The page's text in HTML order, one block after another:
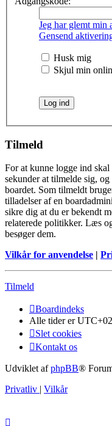
Jeg har glemt min
Gensend
Husk mig
Skjul min
Tilmeld
For at kunne logge ind
sekunder at tilmelde sig,
boardet. Som tilmeldt
tilladelser af en
sikre dig at du er bekendt
relaterede politikker. Læs
besøger dem.
Vilkår for anvendelse |
Tilmeld
Boardindeks
Alle tider er
Slet cookies
Kontakt os
Udviklet afphpBB®
Privatliv | Vilkår